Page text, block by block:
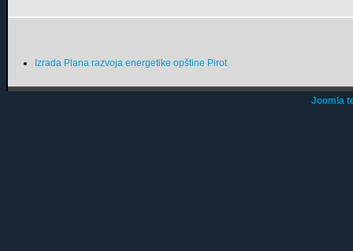
Izrada Plana razvoja energetike opštine Pirot
Joomla